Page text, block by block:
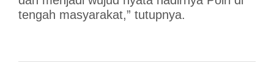
tengah masyarakat,” tutupnya.